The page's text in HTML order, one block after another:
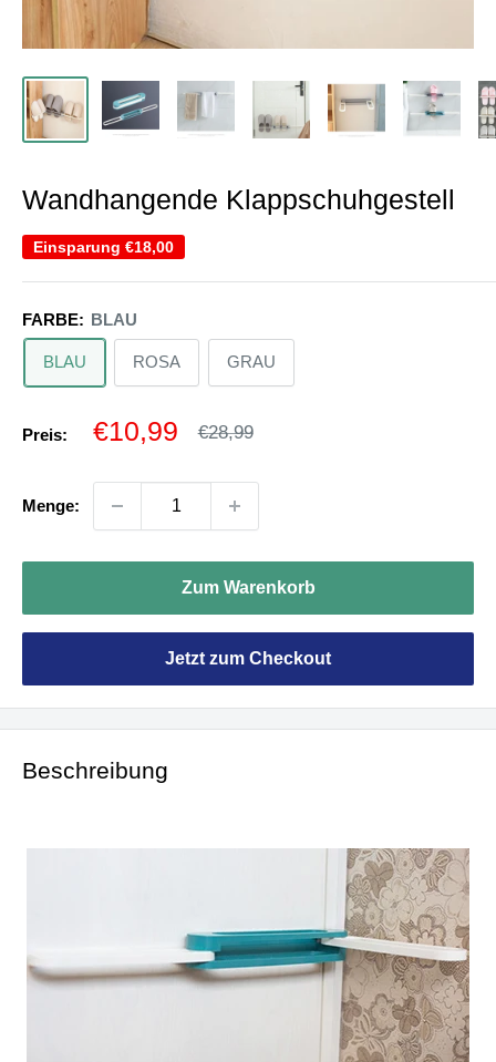
Wandhangende Klappschuhgestell
Einsparung €18,00
FARBE: BLAU
BLAU ROSA GRAU
Preis: Sonderpreis
€10,99 Normalpreis
€28,99
Menge:
Zum Warenkorb
Jetzt zum Checkout
Beschreibung